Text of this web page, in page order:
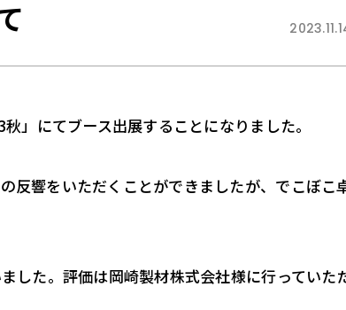
」にてブース出展することになりました。
響をいただくことができましたが、でこぼこ
た。評価は岡崎製材株式会社様に行っていた